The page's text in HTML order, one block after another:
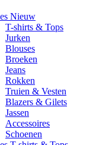
Nieuw
T-shirts & Tops
Jurken
Blouses
Broeken
Jeans
Rokken
Truien & Vesten
Blazers & Gilets
Jassen
Accessoires
Schoenen